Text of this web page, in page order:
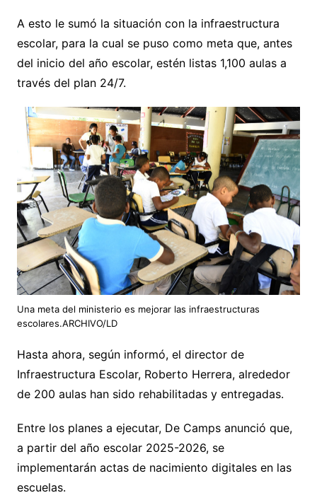
A esto le sumó la situación con la infraestructura
escolar, para la cual se puso como meta que, antes
del inicio del año escolar, estén listas 1,100 aulas a
través del plan 24/7.
Una meta del ministerio es mejorar las infraestructuras
escolares.ARCHIVO/LD
Hasta ahora, según informó, el director de
Infraestructura Escolar, Roberto Herrera, alrededor
de 200 aulas han sido rehabilitadas y entregadas.
Entre los planes a ejecutar, De Camps anunció que,
a partir del año escolar 2025-2026, se
implementarán actas de nacimiento digitales en las
escuelas.